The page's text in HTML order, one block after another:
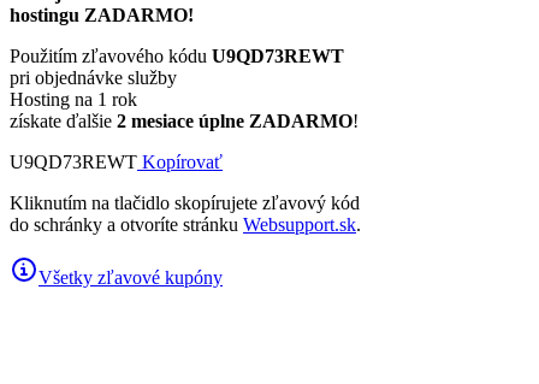
hostingu ZADARMO!
Použitím zľavového kódu U9QD73REWT
pri objednávke služby
Hosting na 1 rok
získate ďalšie 2 mesiace úplne ZADARMO!
U9QD73REWT Kopírovať
Kliknutím na tlačidlo skopírujete zľavový kód
do schránky a otvoríte stránku Websupport.sk.
Všetky zľavové kupóny